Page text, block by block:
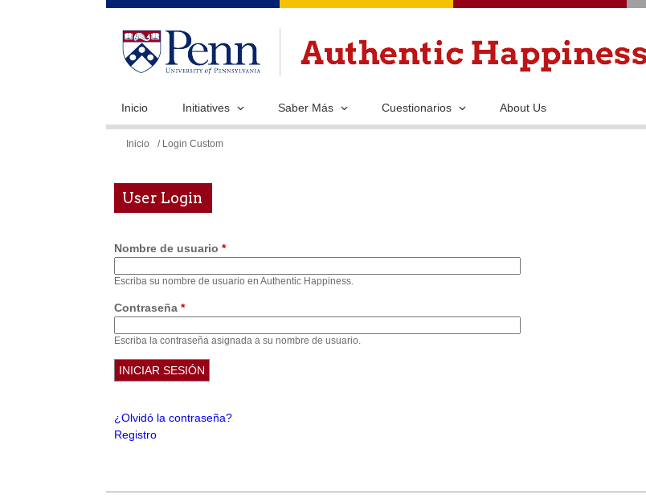
Pasar
contenido
Inicio Initiatives Saber Más Cuestionarios About Us
Se
usted
aquí
Inicio / Login Custom
User Login
Nombre de usuario *
Escriba su nombre de usuario en Authentic Happiness.
Contraseña *
Escriba la contraseña asignada a su nombre de usuario.
¿Olvidó la contraseña?
Registro